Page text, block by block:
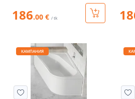
186.00 € / tk
КАМПАНИЯ